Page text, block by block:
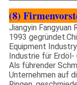
(8)
Jiangyin Fangyuan
1993
Equipment
Industrie für Erdöl-
Als führender
Unternehmen auf